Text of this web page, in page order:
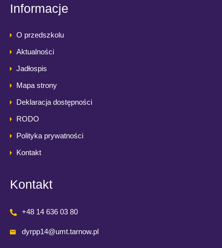
Informacje
O przedszkolu
Aktualności
Jadłospis
Mapa strony
Deklaracja dostępności
RODO
Polityka prywatności
Kontakt
Kontakt
+48 14 636 03 80
dyrpp14@umt.tarnow.pl